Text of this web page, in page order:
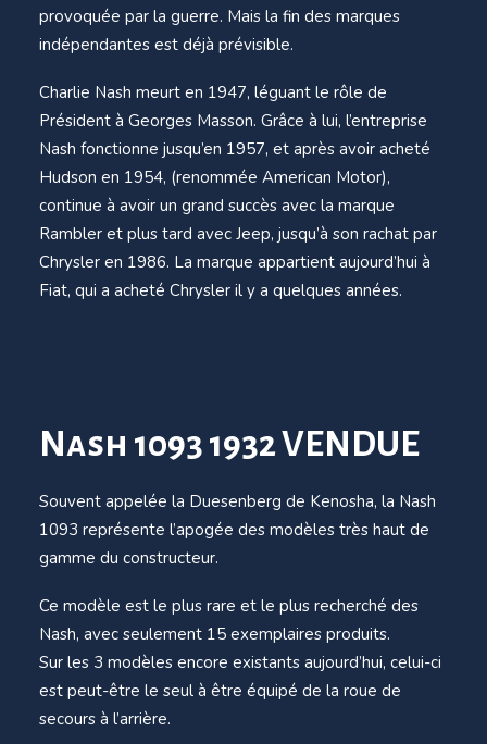
provoquée par la guerre. Mais la fin des marques
indépendantes est déjà prévisible.
Charlie Nash meurt en 1947, léguant le rôle de
Président à Georges Masson. Grâce à lui, l’entreprise
Nash fonctionne jusqu’en 1957, et après avoir acheté
Hudson en 1954, (renommée American Motor),
continue à avoir un grand succès avec la marque
Rambler et plus tard avec Jeep, jusqu’à son rachat par
Chrysler en 1986. La marque appartient aujourd’hui à
Fiat, qui a acheté Chrysler il y a quelques années.
Nash 1093 1932 VENDUE
Souvent appelée la Duesenberg de Kenosha, la Nash
1093 représente l’apogée des modèles très haut de
gamme du constructeur.
Ce modèle est le plus rare et le plus recherché des
Nash, avec seulement 15 exemplaires produits.
Sur les 3 modèles encore existants aujourd’hui, celui-ci
est peut-être le seul à être équipé de la roue de
secours à l’arrière.